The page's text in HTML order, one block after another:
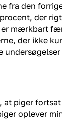
fra den
der
er mærkbart
der ikke
at piger
oplever